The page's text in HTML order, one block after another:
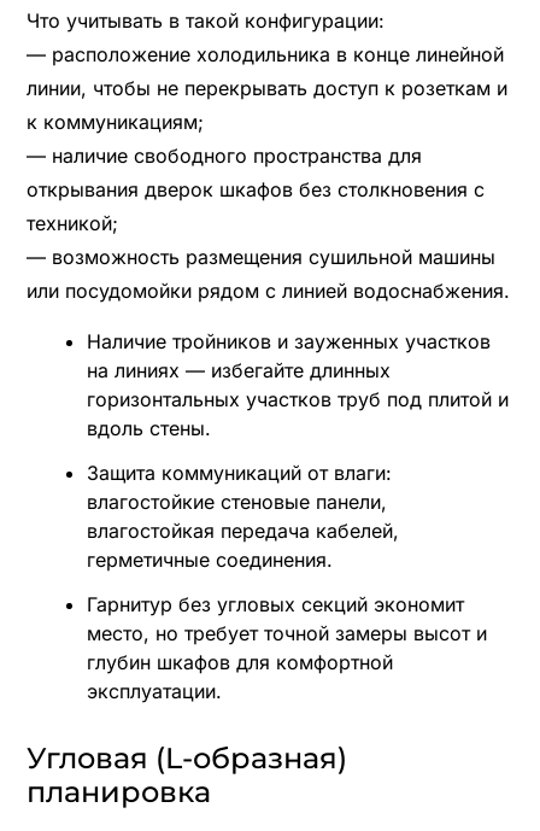
Что учитывать в такой конфигурации:
— расположение холодильника в конце линейной
линии, чтобы не перекрывать доступ к розеткам и
к коммуникациям;
— наличие свободного пространства для
открывания дверок шкафов без столкновения с
техникой;
— возможность размещения сушильной машины
или посудомойки рядом с линией водоснабжения.
Наличие тройников и зауженных участков
на линиях — избегайте длинных
горизонтальных участков труб под плитой и
вдоль стены.
Защита коммуникаций от влаги:
влагостойкие стеновые панели,
влагостойкая передача кабелей,
герметичные соединения.
Гарнитур без угловых секций экономит
место, но требует точной замеры высот и
глубин шкафов для комфортной
эксплуатации.
Угловая (L-образная)
планировка